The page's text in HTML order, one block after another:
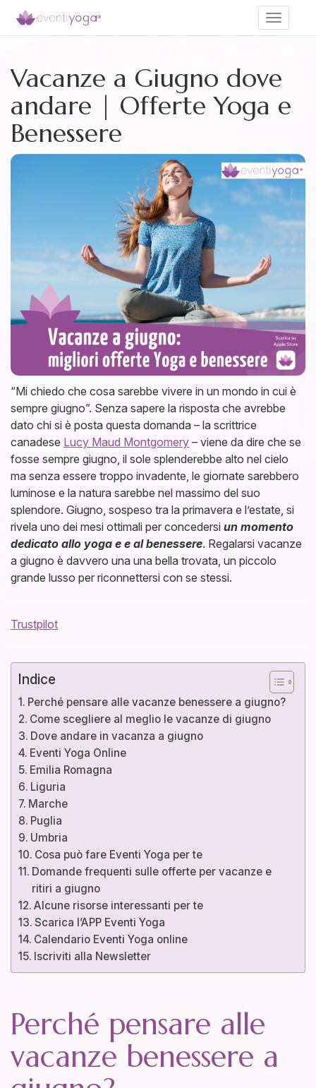
Toggle
Vacanze a Giugno dove
andare | Offerte Yoga e
Benessere
“Mi chiedo che cosa sarebbe vivere in un mondo in cui è
sempre giugno”. Senza sapere la risposta che avrebbe
dato chi si è posta questa domanda – la scrittrice
canadese Lucy Maud Montgomery – viene da dire che se
fosse sempre giugno, il sole splenderebbe alto nel cielo
ma senza essere troppo invadente, le giornate sarebbero
luminose e la natura sarebbe nel massimo del suo
splendore. Giugno, sospeso tra la primavera e l’estate, si
rivela uno dei mesi ottimali per concedersi un momento
dedicato allo yoga e e al benessere. Regalarsi vacanze
a giugno è davvero una una bella trovata, un piccolo
grande lusso per riconnettersi con se stessi.
Trustpilot
Indice
Perché pensare alle vacanze benessere a giugno?
Come scegliere al meglio le vacanze di giugno
Dove andare in vacanza a giugno
Eventi Yoga Online
Emilia Romagna
Liguria
Marche
Puglia
Umbria
Cosa può fare Eventi Yoga per te
Domande frequenti sulle offerte per vacanze e
ritiri a giugno
Alcune risorse interessanti per te
Scarica l’APP Eventi Yoga
Calendario Eventi Yoga online
Iscriviti alla Newsletter
Perché pensare alle
vacanze benessere a